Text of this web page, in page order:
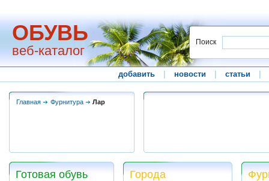
ОБУВЬ
веб-каталог
Поиск
добавить новости статьи
Главная Фурнитура Лар
Готовая обувь
Города